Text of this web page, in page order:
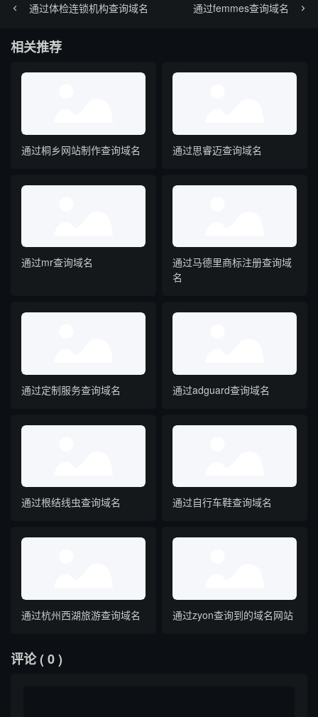
通过体检连锁机构查询域名 通过femmes查询域名
相关推荐
通过桐乡网站制作查询域名 通过思睿迈查询域名
通过mr查询域名
通过马德里商标注册查询域
名
通过定制服务查询域名 通过adguard查询域名
通过根结线虫查询域名 通过自行车鞋查询域名
通过杭州西湖旅游查询域名 通过zyon查询到的域名网站
评论( 0 )